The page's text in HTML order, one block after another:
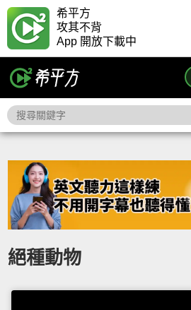
希平方
攻其不背
App 開放下載中
絕種動物